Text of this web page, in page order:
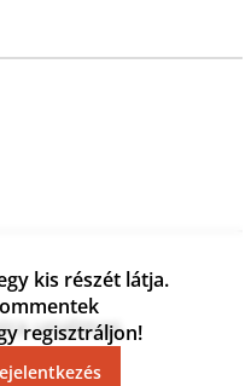
unalmas.
kis részét látja.
regisztráljon!